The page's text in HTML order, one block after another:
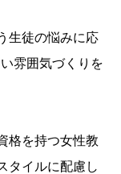
生徒の悩みに応
雰囲気づくりを
格を持つ女性教
タイルに配慮し